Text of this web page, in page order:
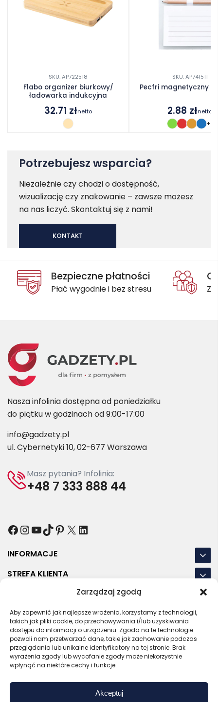
Zarządzaj zgodą
Aby zapewnić jak najlepsze wrażenia, korzystamy z technologii,
takich jak pliki cookie, do przechowywania i/lub uzyskiwania
dostępu do informacji o urządzeniu. Zgoda na te technologie
pozwoli nam przetwarzać dane, takie jak zachowanie podczas
przeglądania lub unikalne identyfikatory na tej stronie. Brak
wyrażenia zgody lub wycofanie zgody może niekorzystnie
wpłynąć na niektóre cechy i funkcje.
Akceptuj
SKU: AP722518
Flabo organizer biurkowy/
ładowarka indukcyjna
32.71 złnetto
SKU: AP741511
Pecfri magnetyczny
2.88 złnetto
+1
Potrzebujesz wsparcia?
Niezależnie czy chodzi o dostępność,
wizualizację czy znakowanie – zawsze możesz
na nas liczyć. Skontaktuj się z nami!
KONTAKT
Bezpieczne płatności
Płać wygodnie i bez stresu
Nasza infolinia dostępna od poniedziałku
do piątku w godzinach od 9:00-17:00
info@gadzety.pl
ul. Cybernetyki 10, 02-677 Warszawa
Masz pytania? Infolinia:
+48 7 333 888 44
Facebook
Instagram
YouTube
TikTok
Pinterest
X LinkedIn
INFORMACJE
STREFA KLIENTA
NASZE LOKALIZACJE
OSTATNIE POSTY
RODOREGULAMINPOLITYKA PRYWATNOŚCI
Zaufany sprzedawca